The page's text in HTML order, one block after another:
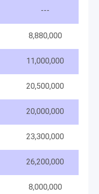
---
8,880,000
11,000,000
20,500,000
20,000,000
23,300,000
26,200,000
8,000,000